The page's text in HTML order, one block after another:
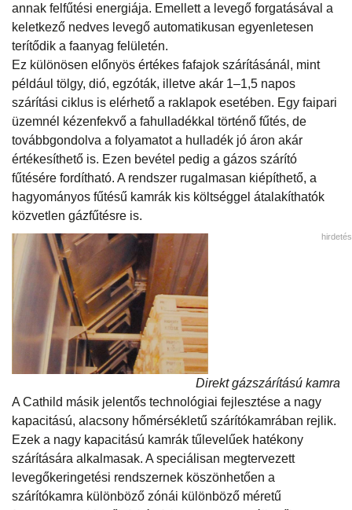
annak felfűtési energiája. Emellett a levegő forgatásával a
keletkező nedves levegő automatikusan egyenletesen
terítődik a faanyag felületén.
Ez különösen előnyös értékes fafajok szárításánál, mint
például tölgy, dió, egzóták, illetve akár 1–1,5 napos
szárítási ciklus is elérhető a raklapok esetében. Egy faipari
üzemnél kézenfekvő a fahulladékkal történő fűtés, de
továbbgondolva a folyamatot a hulladék jó áron akár
értékesíthető is. Ezen bevétel pedig a gázos szárító
fűtésére fordítható. A rendszer rugalmasan kiépíthető, a
hagyományos fűtésű kamrák kis költséggel átalakíthatók
közvetlen gázfűtésre is.
Direkt gázszárítású kamra
hirdetés
A Cathild másik jelentős technológiai fejlesztése a nagy
kapacitású, alacsony hőmérsékletű szárítókamrában rejlik.
Ezek a nagy kapacitású kamrák tűlevelűek hatékony
szárítására alkalmasak. A speciálisan megtervezett
levegőkeringetési rendszernek köszönhetően a
szárítókamra különböző zónái különböző méretű